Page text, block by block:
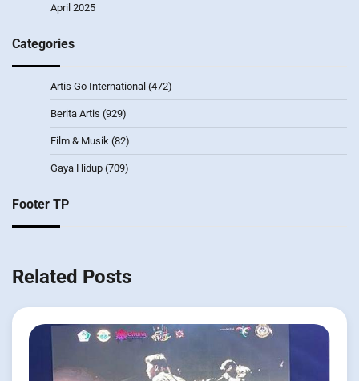
April 2025
Categories
Artis Go International (472)
Berita Artis (929)
Film & Musik (82)
Gaya Hidup (709)
Footer TP
Related Posts